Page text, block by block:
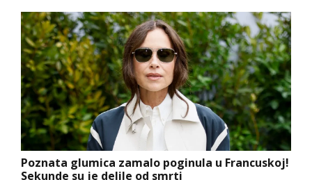
Poznata glumica zamalo poginula u Francuskoj!
Sekunde su je delile od smrti